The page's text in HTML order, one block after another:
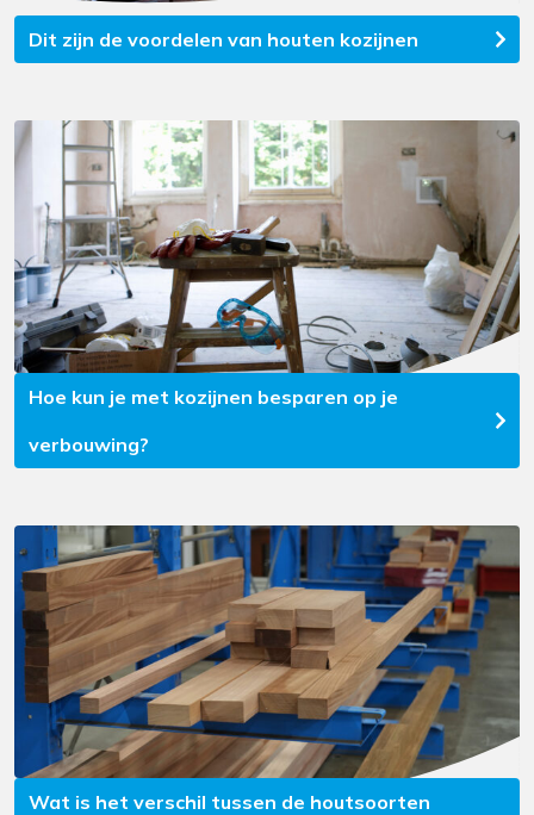
Dit zijn de voordelen van houten kozijnen
Hoe kun je met kozijnen besparen op je
verbouwing?
Wat is het verschil tussen de houtsoorten